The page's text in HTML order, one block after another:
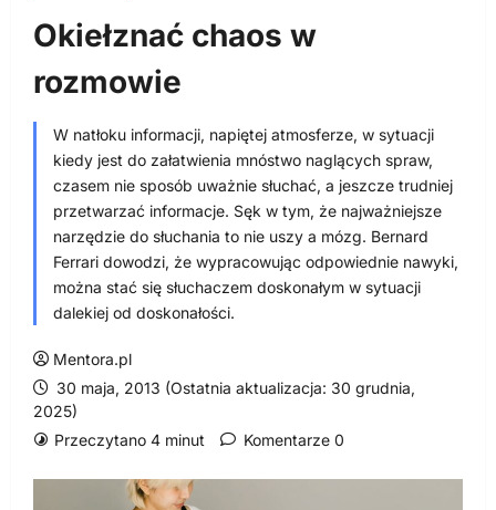
Okiełznać chaos w
rozmowie
W natłoku informacji, napiętej atmosferze, w sytuacji
kiedy jest do załatwienia mnóstwo naglących spraw,
czasem nie sposób uważnie słuchać, a jeszcze trudniej
przetwarzać informacje. Sęk w tym, że najważniejsze
narzędzie do słuchania to nie uszy a mózg. Bernard
Ferrari dowodzi, że wypracowując odpowiednie nawyki,
można stać się słuchaczem doskonałym w sytuacji
dalekiej od doskonałości.
Mentora.pl
30 maja, 2013 (Ostatnia aktualizacja: 30 grudnia,
2025)
Przeczytano 4 minut
Komentarze 0